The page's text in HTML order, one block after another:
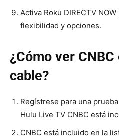
Activa Roku DIRECTV
flexibilidad y opciones.
¿Cómo ver
cable?
Regístrese para una
Hulu Live TV CNBC está
CNBC está incluido en la